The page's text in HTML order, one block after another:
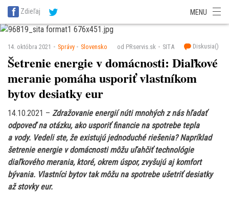
SITA Energetika
SITA Potravinárstvo
Zdieľaj MENU
14. októbra 2021 Správy Slovensko od PRservis.sk SITA Diskusia()
Šetrenie energie v domácnosti: Diaľkové
meranie pomáha usporiť vlastníkom
bytov desiatky eur
14.10.2021 – Zdražovanie energií núti mnohých z nás hľadať
odpoveď na otázku, ako usporiť financie na spotrebe tepla
a vody. Vedeli ste, že existujú jednoduché riešenia? Napríklad
šetrenie energie v domácnosti môžu uľahčiť technológie
diaľkového merania, ktoré, okrem úspor, zvyšujú aj komfort
bývania. Vlastníci bytov tak môžu na spotrebe ušetriť desiatky
až stovky eur.